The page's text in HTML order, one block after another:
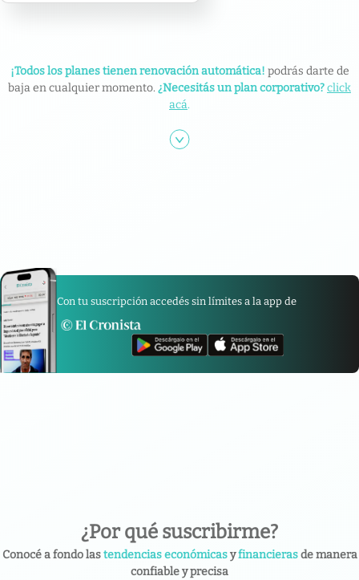
¡Todos los planes tienen renovación automática! podrás darte de
baja en cualquier momento. ¿Necesitás un plan corporativo?click
acá.
Con tu suscripción accedés sin límites a la app de
¿Por qué suscribirme?
Conocé a fondo lastendencias económicasyfinancierasde manera
confiable y precisa